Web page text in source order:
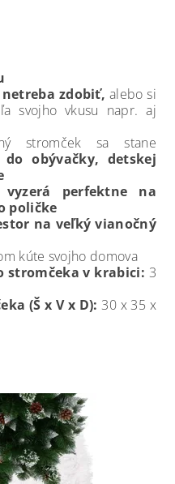
netreba zdobiť, alebo si
svojho vkusu napr. aj
stromček sa stane
obývačky, detskej
vyzerá perfektne na
poličke
na veľký vianočný
kúte svojho domova
stromčeka v krabici: 3
(Š x V x D): 30 x 35 x